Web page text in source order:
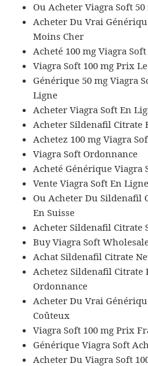
Ou Acheter Viagra Soft
Acheter Du Vrai
Moins Cher
Acheté 100 mg Viagra
Viagra Soft 100 mg Prix
Générique 50 mg Viagra
Ligne
Acheter Viagra Soft En
Acheter Sildenafil Citrate
Achetez 100 mg Viagra
Viagra Soft Ordonnance
Acheté Générique Viagra
Vente Viagra Soft En
Ou Acheter Du Sildenafil
En Suisse
Acheter Sildenafil Citrate
Buy Viagra Soft
Achat Sildenafil Citrate
Achetez Sildenafil Citrate
Ordonnance
Acheter Du Vrai
Coûteux
Viagra Soft 100 mg Prix
Générique Viagra Soft
Acheter Du Viagra Soft